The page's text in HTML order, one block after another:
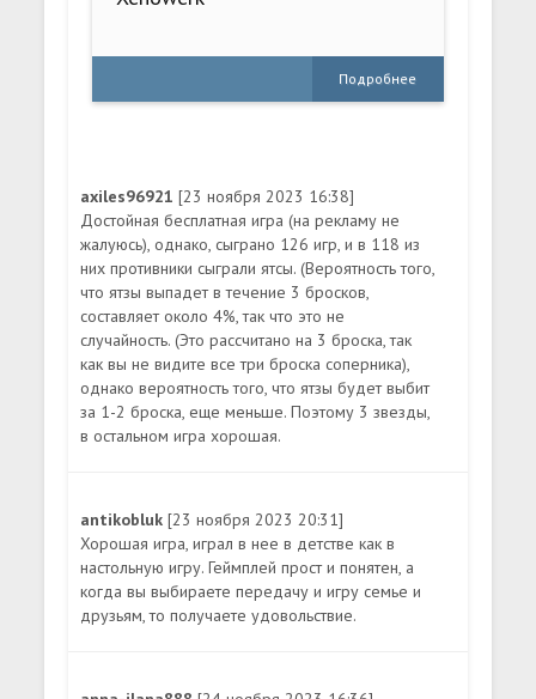
Подробнее
axiles96921[23 ноября 2023 16:38]
Достойная бесплатная игра (на рекламу не
жалуюсь), однако, сыграно 126 игр, и в 118 из
них противники сыграли ятсы. (Вероятность того,
что ятзы выпадет в течение 3 бросков,
составляет около 4%, так что это не
случайность. (Это рассчитано на 3 броска, так
как вы не видите все три броска соперника),
однако вероятность того, что ятзы будет выбит
за 1-2 броска, еще меньше. Поэтому 3 звезды,
в остальном игра хорошая.
antikobluk[23 ноября 2023 20:31]
Хорошая игра, играл в нее в детстве как в
настольную игру. Геймплей прост и понятен, а
когда вы выбираете передачу и игру семье и
друзьям, то получаете удовольствие.